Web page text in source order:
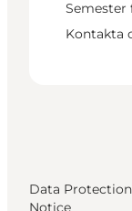
Semester
Kontakta
Data Protection
Notice